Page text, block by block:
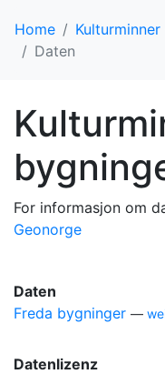
Home
Daten
For informasjon om
Geonorge
Daten
Freda bygninger —
Datenlizenz